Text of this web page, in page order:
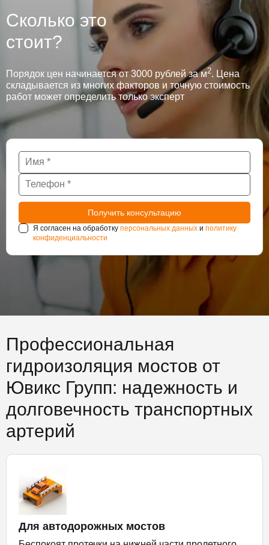
Сколько это
стоит?
Порядок цен начинается от 3000 рублей за м2. Цена
складывается из многих факторов и точную стоимость
работ может определить только эксперт
Я согласен на обработку персональных данных и политику
конфиденциальности
Профессиональная
гидроизоляция мостов от
Ювикс Групп: надежность и
долговечность транспортных
артерий
Для автодорожных мостов